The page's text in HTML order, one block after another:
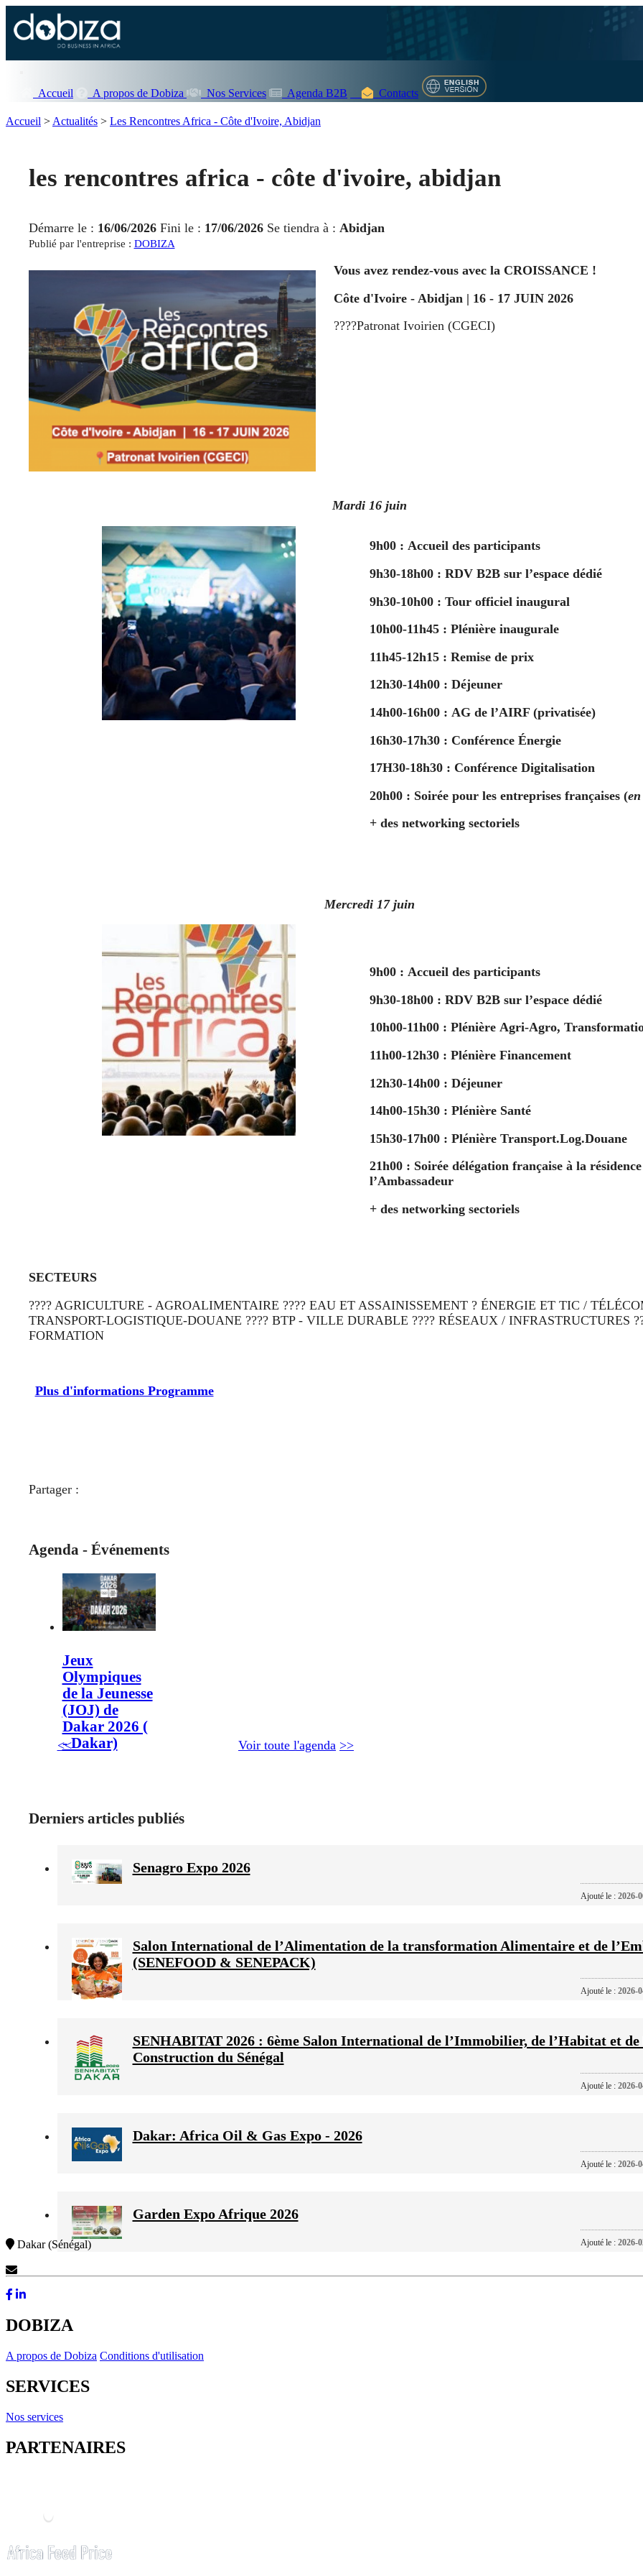
Accueil A propos de Dobiza Nos Services Agenda B2B Contacts
Accueil > Actualités > Les Rencontres Africa - Côte d'Ivoire, Abidjan
les rencontres africa - côte d'ivoire, abidjan
Démarre le : 16/06/2026Fini le : 17/06/2026Se tiendra à : Abidjan
Publié par l'entreprise : DOBIZA
Vous avez rendez-vous avec la CROISSANCE !
Côte d'Ivoire - Abidjan | 16 - 17 JUIN 2026 ­
????Patronat Ivoirien (CGECI) ­
Mardi 16 juin
9h00 : Accueil des participants
9h30-18h00: RDV B2B sur l’espace dédié
9h30-10h00 : Tour officiel inaugural
10h00-11h45 : Plénière inaugurale
11h45-12h15: Remise de prix
12h30-14h00 : Déjeuner
14h00-16h00: AG de l’AIRF (privatisée)
16h30-17h30 : Conférence Énergie
17H30-18h30: Conférence Digitalisation
20h00 : Soirée pour les entreprises françaises (
+ des networking sectoriels
Mercredi 17 juin
9h00: Accueil des participants
9h30-18h00: RDV B2B sur l’espace dédié
10h00-11h00: Plénière Agri-Agro,
11h00-12h30: Plénière Financement
12h30-14h00: Déjeuner
14h00-15h30 : Plénière Santé
15h30-17h00 : Plénière Transport.Log.Douane
21h00 : Soirée délégation française à la
l’Ambassadeur
+ des networking sectoriels
SECTEURS
???? AGRICULTURE - AGROALIMENTAIRE ???? EAU ET ASSAINISSEMENT ? ÉNERGIE ET TIC /
TRANSPORT-LOGISTIQUE-DOUANE ???? BTP - VILLE DURABLE ???? RÉSEAUX / INFRASTRUCTURES
FORMATION
Plus d'informations Programme
Partager :
Agenda - Événements
Jeux
Olympiques
de la Jeunesse
(JOJ) de
Dakar 2026 (
- Dakar)
<< Voir toute l'agenda >>
Derniers articles publiés
Senagro Expo 2026
Ajouté le : 2026-
Salon International de l’Alimentation de la transformation Alimentaire et de
(SENEFOOD & SENEPACK)
Ajouté le : 2026-
SENHABITAT 2026 : 6ème Salon International de l’Immobilier, de l’Habitat et de
Construction du Sénégal
Ajouté le : 2026-
Dakar: Africa Oil & Gas Expo - 2026
Ajouté le : 2026-
Garden Expo Afrique 2026
Ajouté le : 2026-
Dakar (Sénégal)
DOBIZA
A propos de Dobiza Conditions d'utilisation
SERVICES
Nos services
PARTENAIRES